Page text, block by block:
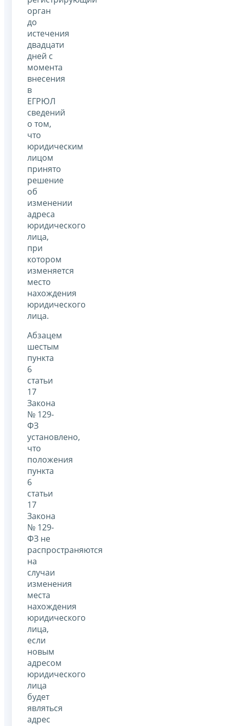
орган
до
истечения
двадцати
дней с
момента
внесения
в
ЕГРЮЛ
сведений
о том,
что
юридическим
лицом
принято
решение
об
изменении
адреса
юридического
лица,
при
котором
изменяется
место
нахождения
юридического
лица.
Абзацем
шестым
пункта
6
статьи
17
Закона
№ 129-
ФЗ
установлено,
что
положения
пункта
6
статьи
17
Закона
№ 129-
ФЗ не
распространяются
на
случаи
изменения
места
нахождения
юридического
лица,
если
новым
адресом
юридического
лица
будет
являться
адрес